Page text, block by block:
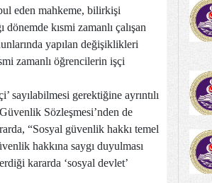
eden mahkeme, bilirkişi
kısmi zamanlı çalışan
yapılan değişiklikleri
zamanlı öğrencilerin işçi
sayılabilmesi gerektiğine ayrıntılı
Sözleşmesi’nden de
“Sosyal güvenlik hakkı temel
hakkına saygı duyulması
kararda ‘sosyal devlet’